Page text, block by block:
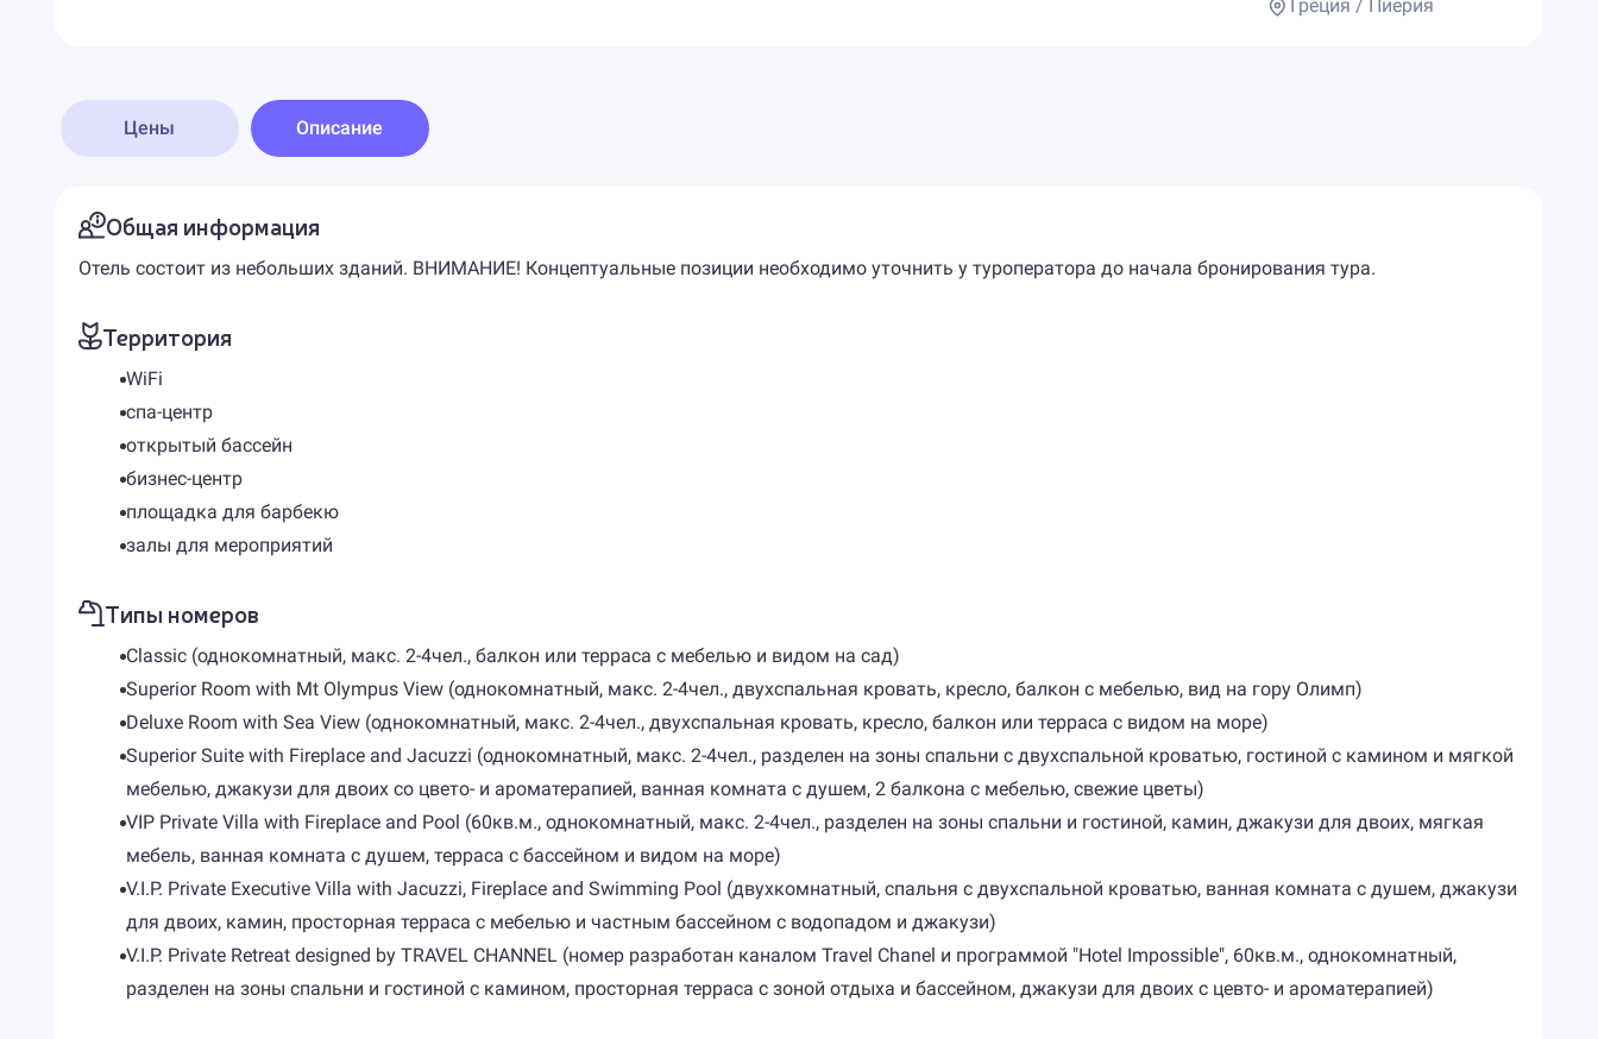
Греция / Пиерия
Цены Описание
Общая информация
Отель состоит из небольших зданий. ВНИМАНИЕ! Концептуальные позиции необходимо уточнить у туроператора до начала бронирования тура.
Территория
WiFi
спа-центр
открытый бассейн
бизнес-центр
площадка для барбекю
залы для мероприятий
Типы номеров
Classic (однокомнатный, макс. 2-4чел., балкон или терраса с мебелью и видом на сад)
Superior Room with Mt Olympus View (однокомнатный, макс. 2-4чел., двухспальная кровать, кресло, балкон с мебелью, вид на гору Олимп)
Deluxe Room with Sea View (однокомнатный, макс. 2-4чел., двухспальная кровать, кресло, балкон или терраса с видом на море)
Superior Suite with Fireplace and Jacuzzi (однокомнатный, макс. 2-4чел., разделен на зоны спальни с двухспальной кроватью, гостиной с камином и мягкой
мебелью, джакузи для двоих со цвето- и ароматерапией, ванная комната с душем, 2 балкона с мебелью, свежие цветы)
VIP Private Villa with Fireplace and Pool (60кв.м., однокомнатный, макс. 2-4чел., разделен на зоны спальни и гостиной, камин, джакузи для двоих, мягкая
мебель, ванная комната с душем, терраса с бассейном и видом на море)
V.I.P. Private Executive Villa with Jacuzzi, Fireplace and Swimming Pool (двухкомнатный, спальня с двухспальной кроватью, ванная комната с душем, джакузи
для двоих, камин, просторная терраса с мебелью и частным бассейном с водопадом и джакузи)
V.I.P. Private Retreat designed by TRAVEL CHANNEL (номер разработан каналом Travel Chanel и программой "Hotel Impossible", 60кв.м., однокомнатный,
разделен на зоны спальни и гостиной с камином, просторная терраса с зоной отдыха и бассейном, джакузи для двоих с цевто- и ароматерапией)